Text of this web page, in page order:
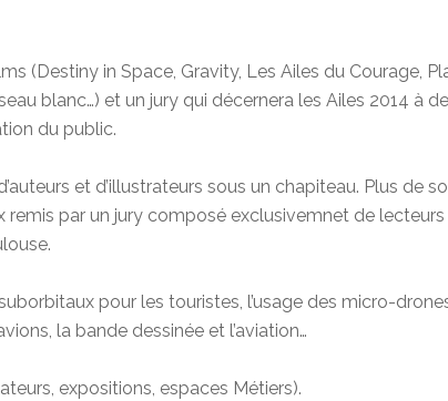
(Destiny in Space, Gravity, Les Ailes du Courage,
blanc…) et un jury qui décernera les Ailes 2014 à
du public.
et d’illustrateurs sous un chapiteau. Plus de
remis par un jury composé exclusivemnet de lecteurs
pour les touristes, l’usage des micro-
la bande dessinée et l’aviation…
expositions, espaces Métiers).